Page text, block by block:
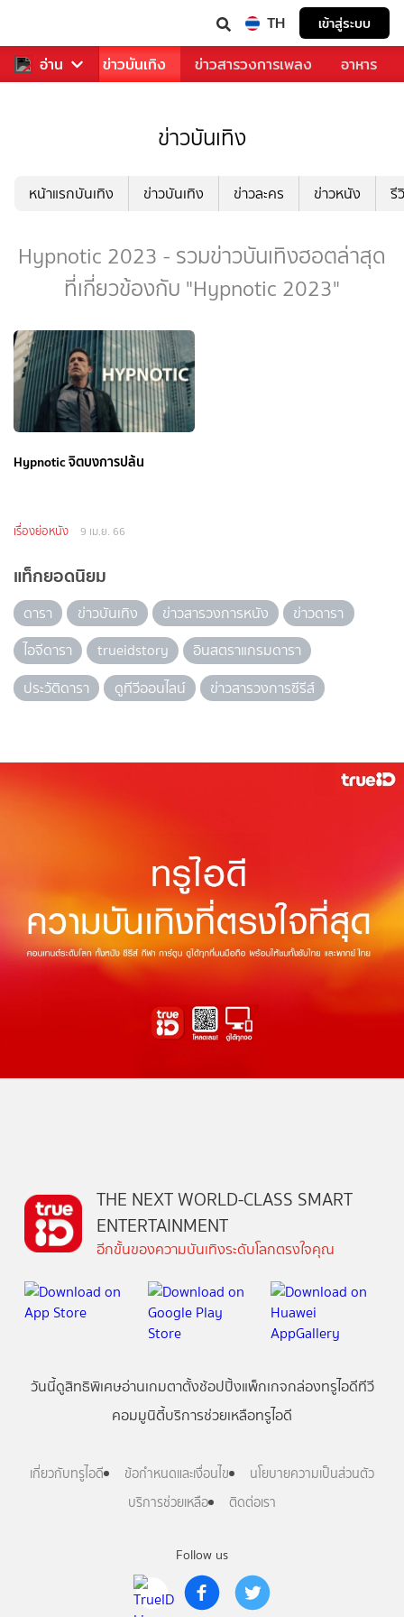
TH เข้าสู่ระบบ
อ่าน
ฬา ข่าว ข่าวบันเทิง ข่าวสารวงการเพลง อาหาร
ข่าวบันเทิง
หน้าแรกบันเทิง ข่าวบันเทิง ข่าวละคร ข่าวหนัง รี
Hypnotic 2023 - รวมข่าวบันเทิงฮอตล่าสุด
ที่เกี่ยวข้องกับ "Hypnotic 2023"
Hypnotic จิตบงการปล้น
เรื่องย่อหนัง 9 เม.ย. 66
แท็กยอดนิยม
ดารา ข่าวบันเทิง ข่าวสารวงการหนัง
ข่าวดารา
ไอจีดารา
trueidstory
อินสตราแกรมดารา
ประวัติดารา
ดูทีวีออนไลน์ ข่าวสารวงการซีรีส์
Follow us
THE NEXT WORLD-CLASS SMART
ENTERTAINMENT
อีกขั้นของความบันเทิงระดับโลกตรงใจคุณ
วันนี้ดูสิทธิพิเศษอ่านเกมตาตั้งช้อปปิ้งแพ็กเกจกล่องทรูไอดีทีวี
คอมมูนิตี้บริการช่วยเหลือทรูไอดี
เกี่ยวกับทรูไอดี ข้อกำหนดและเงื่อนไข
นโยบายความเป็นส่วนตัว
บริการช่วยเหลือ
ติดต่อเรา